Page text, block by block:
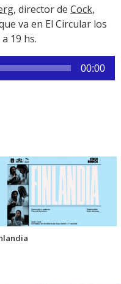
Link
, director de Cock,
va en El Circular los
19 hs.
00:00